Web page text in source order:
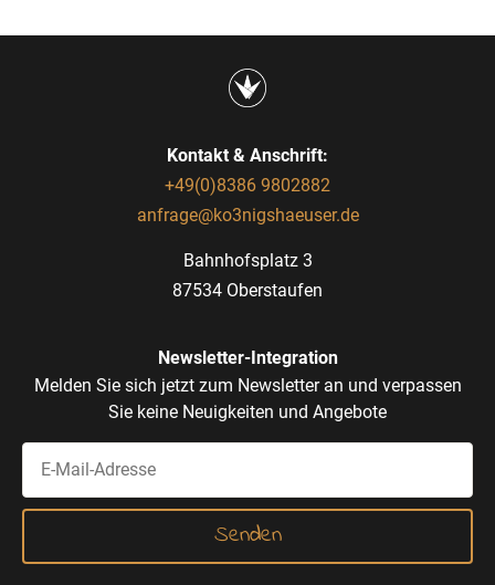
Kontakt & Anschrift:
+49(0)8386 9802882
anfrage@ko3nigshaeuser.de
Bahnhofsplatz 3
87534 Oberstaufen
Newsletter-Integration
Melden Sie sich jetzt zum Newsletter an und verpassen
Sie keine Neuigkeiten und Angebote